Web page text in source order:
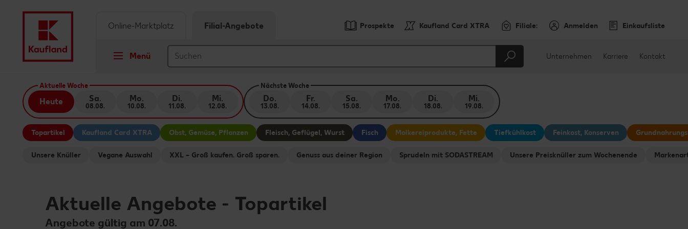
Springe zu
Hauptinhalt
Footer
Prospekte Kaufland Card XTRA Filiale: Anmelden Einkaufsliste
Menü
Online-Marktplatz Filial-Angebote
Unternehmen Karriere Kontakt
Aktuelle Woche
Heute Sa.
08.08.
Mo.
10.08.
Di.
11.08.
Mi.
12.08.
Nächste Woche
Do.
13.08.
Fr.
14.08.
Sa.
15.08.
Mo.
17.08.
Di.
18.08.
Mi.
19.08.
Topartikel Kaufland Card XTRA Obst, Gemüse, Pflanzen Fleisch, Geflügel, Wurst Fisch Molkereiprodukte, Fette Tiefkühlkost Feinkost, Konserven
Unsere Knüller Vegane Auswahl XXL – Groß kaufen. Groß sparen. Genuss aus deiner Region Sprudeln mit SODASTREAM Unsere Preisknüller zum Wochenende
Aktuelle Angebote - Topartikel
Angebote gültig am 07.08.